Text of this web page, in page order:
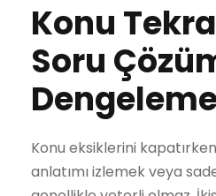
Konu
Soru
Konu eksiklerini
anlatımı izlemek veya